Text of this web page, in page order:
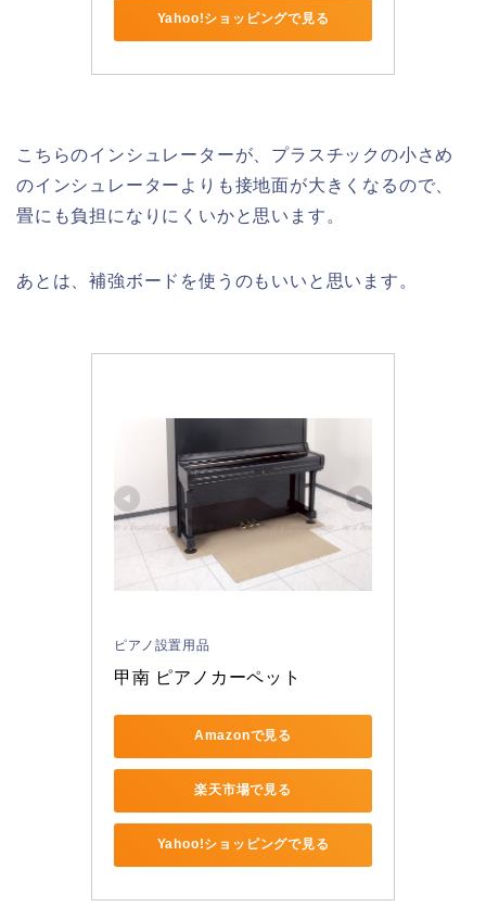
Yahoo!ショッピングで見る
こちらのインシュレーターが、プラスチックの小さめ
のインシュレーターよりも接地面が大きくなるので、
畳にも負担になりにくいかと思います。
あとは、補強ボードを使うのもいいと思います。
ピアノ設置用品
甲南 ピアノカーペット
Amazonで見る
楽天市場で見る
Yahoo!ショッピングで見る